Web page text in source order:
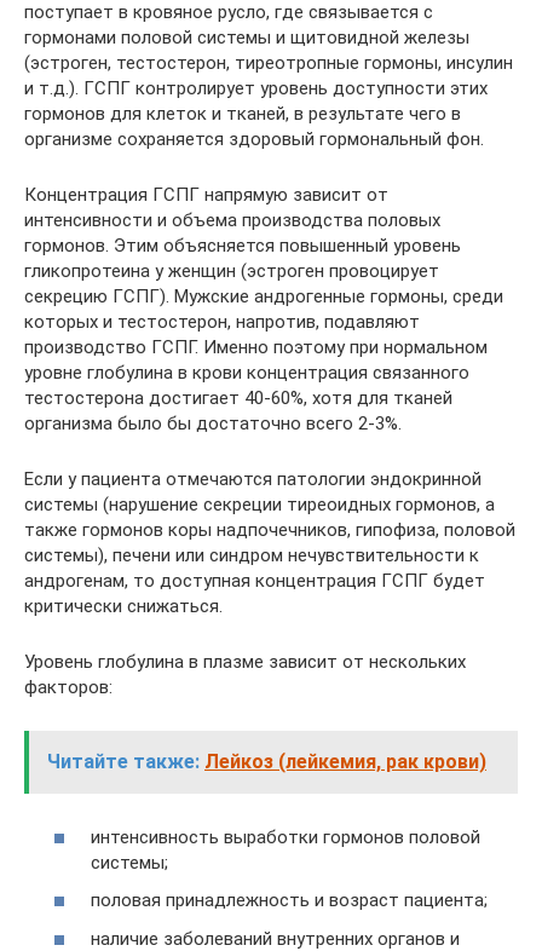
поступает в кровяное русло, где связывается с
гормонами половой системы и щитовидной железы
(эстроген, тестостерон, тиреотропные гормоны, инсулин
и т.д.). ГСПГ контролирует уровень доступности этих
гормонов для клеток и тканей, в результате чего в
организме сохраняется здоровый гормональный фон.
Концентрация ГСПГ напрямую зависит от
интенсивности и объема производства половых
гормонов. Этим объясняется повышенный уровень
гликопротеина у женщин (эстроген провоцирует
секрецию ГСПГ). Мужские андрогенные гормоны, среди
которых и тестостерон, напротив, подавляют
производство ГСПГ. Именно поэтому при нормальном
уровне глобулина в крови концентрация связанного
тестостерона достигает 40-60%, хотя для тканей
организма было бы достаточно всего 2-3%.
Если у пациента отмечаются патологии эндокринной
системы (нарушение секреции тиреоидных гормонов, а
также гормонов коры надпочечников, гипофиза, половой
системы), печени или синдром нечувствительности к
андрогенам, то доступная концентрация ГСПГ будет
критически снижаться.
Уровень глобулина в плазме зависит от нескольких
факторов:
Читайте также: Лейкоз (лейкемия, рак крови)
интенсивность выработки гормонов половой
системы;
половая принадлежность и возраст пациента;
наличие заболеваний внутренних органов и